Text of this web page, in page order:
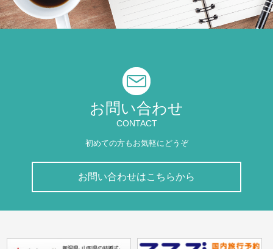
お問い合わせ
CONTACT
初めての方もお気軽にどうぞ
お問い合わせはこちらから